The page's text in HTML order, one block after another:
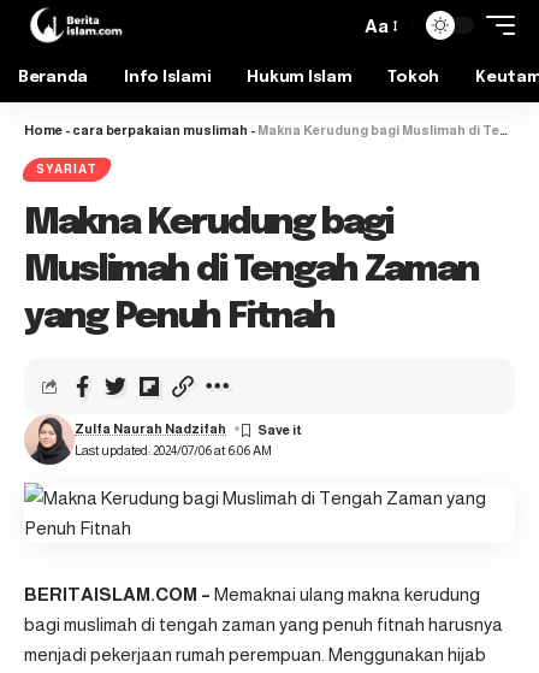
Aa
Beranda Info Islami Hukum Islam Tokoh
Home - cara berpakaian muslimah - Makna Kerudung bagi Muslimah di Tengah Zaman yang Penuh Fitnah
SYARIAT
Makna Kerudung bagi
Muslimah di Tengah Zaman
yang Penuh Fitnah
Last updated: 2024/07/06 at 6:06 AM
Zulfa Naurah Nadzifah
BERITAISLAM.COM – Memaknai ulang makna kerudung
bagi muslimah di tengah zaman yang penuh fitnah harusnya
menjadi pekerjaan rumah perempuan. Menggunakan hijab